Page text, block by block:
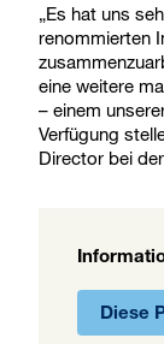
„Es hat uns
renommierten
eine weitere
– einem
Verfügung
Director bei
Diese